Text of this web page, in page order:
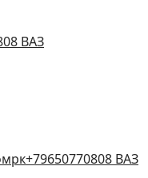
ВАЗ
+79650770808 ВАЗ